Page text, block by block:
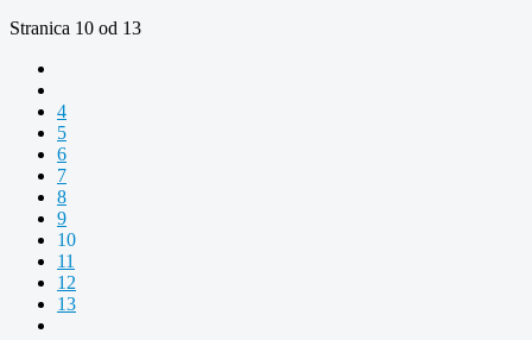
Stranica 10 od 13
4
5
6
7
8
9
10
11
12
13